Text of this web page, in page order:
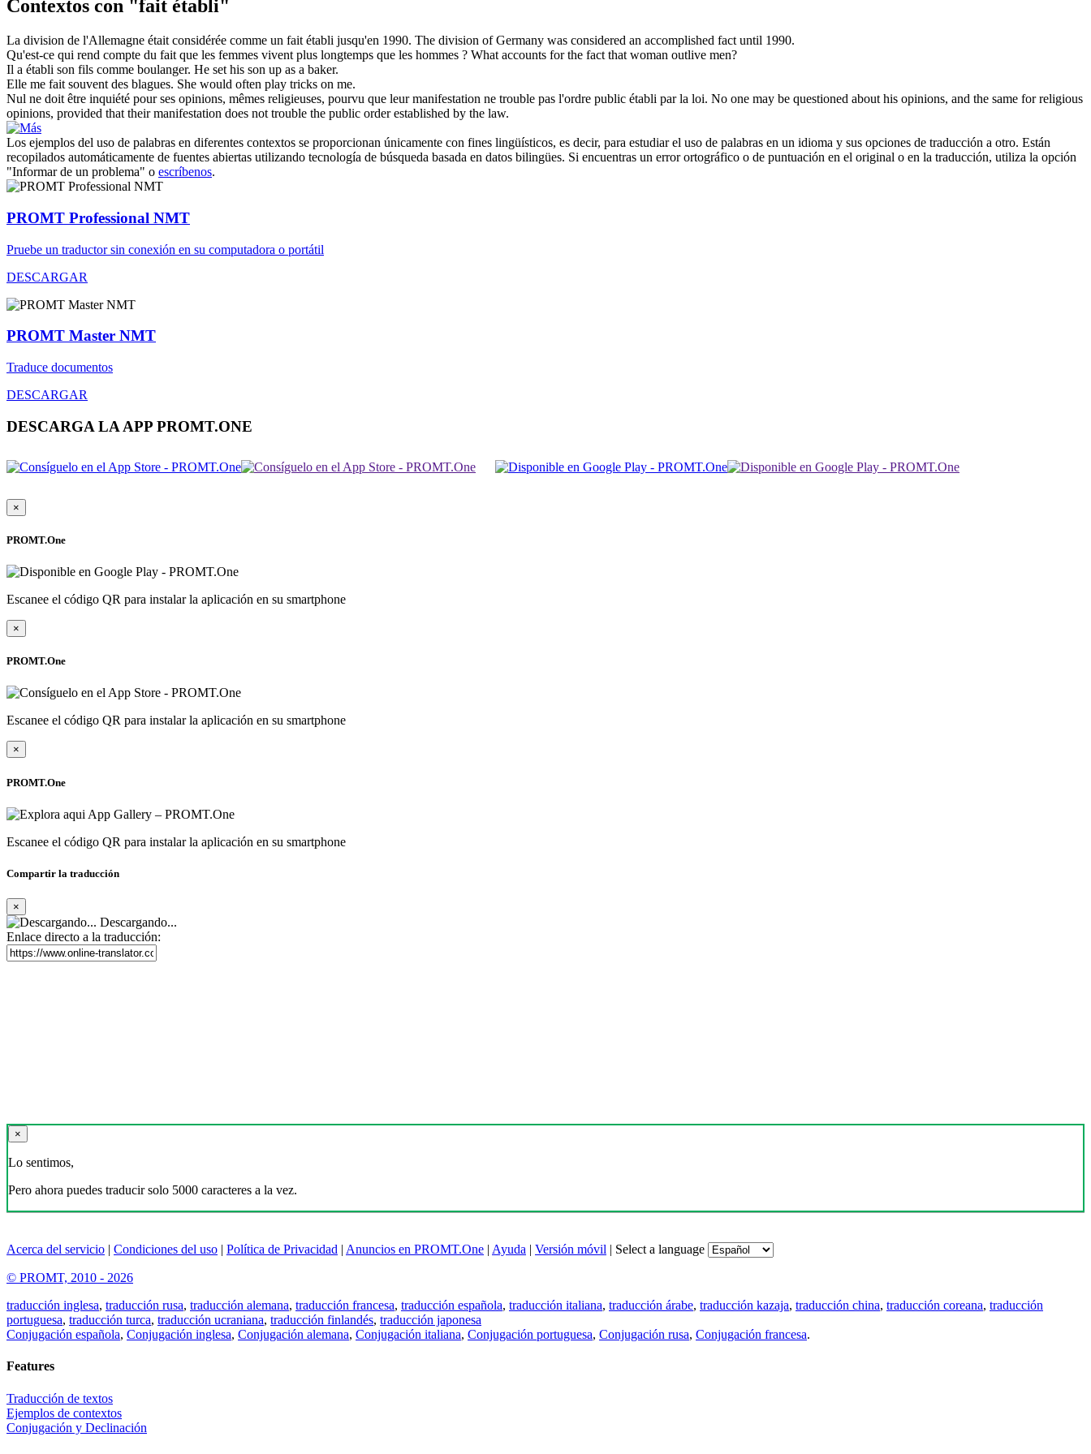
Contextos con "fait établi"
La division de l'Allemagne était considérée comme un fait établi jusqu'en 1990. The division of Germany was considered an accomplished fact until 1990.
Qu'est-ce qui rend compte du fait que les femmes vivent plus longtemps que les hommes ? What accounts for the fact that woman outlive men?
Il a établi son fils comme boulanger. He set his son up as a baker.
Elle me fait souvent des blagues. She would often play tricks on me.
Nul ne doit être inquiété pour ses opinions, mêmes religieuses, pourvu que leur manifestation ne trouble pas l'ordre public établi par la loi. No one may be questioned about his opinions, and the same for religious
opinions, provided that their manifestation does not trouble the public orderestablished by the law.
Los ejemplos del uso de palabras en diferentes contextos se proporcionan únicamente con fines lingüísticos, es decir, para estudiar el uso de palabras en un idioma y sus opciones de traducción a otro. Están
recopilados automáticamente de fuentes abiertas utilizando tecnología de búsqueda basada en datos bilingües. Si encuentras un error ortográfico o de puntuación en el original o en la traducción, utiliza la opción
"Informar de un problema" o escríbenos.
PROMT Professional NMT
Pruebe un traductor sin conexión en su computadora o portátil
DESCARGAR
PROMT Master NMT
Traduce documentos
DESCARGAR
DESCARGA LA APP PROMT.ONE
×
PROMT.One
Escanee el código QR para instalar la aplicación en su smartphone
×
PROMT.One
Escanee el código QR para instalar la aplicación en su smartphone
×
PROMT.One
Escanee el código QR para instalar la aplicación en su smartphone
Compartir la traducción
×
Descargando...
Enlace directo a la traducción:
×
Lo sentimos,
Pero ahora puedes traducir solo 5000 caracteres a la vez.
Acerca del servicio | Condiciones del uso | Política de Privacidad | Anuncios en PROMT.One | Ayuda | Versión móvil | Select a language
© PROMT, 2010 - 2026
traducción inglesa, traducción rusa, traducción alemana, traducción francesa, traducción española, traducción italiana, traducción árabe, traducción kazaja, traducción china, traducción coreana, traducción
portuguesa, traducción turca, traducción ucraniana, traducción finlandés, traducción japonesa
Conjugación española, Conjugación inglesa, Conjugación alemana, Conjugación italiana, Conjugación portuguesa, Conjugación rusa, Conjugación francesa.
Features
Traducción de textos
Ejemplos de contextos
Conjugación y Declinación